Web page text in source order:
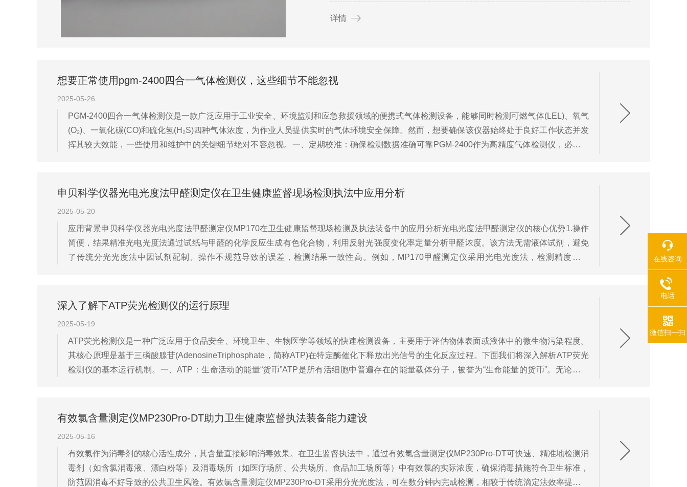
详情
想要正常使用pgm-2400四合一气体检测仪，这些细节不能忽视
2025-05-26
PGM-2400四合一气体检测仪是一款广泛应用于工业安全、环境监测和应急救援领域的便携式气体检测设备，能够同时检测可燃气体(LEL)、氧气
(O₂)、一氧化碳(CO)和硫化氢(H₂S)四种气体浓度，为作业人员提供实时的气体环境安全保障。然而，想要确保该仪器始终处于良好工作状态并发
挥其较大效能，一些使用和维护中的关键细节绝对不容忽视。一、定期校准：确保检测数据准确可靠PGM-2400作为高精度气体检测仪，必须定
申贝科学仪器光电光度法甲醛测定仪在卫生健康监督现场检测执法中应用分析
2025-05-20
应用背景申贝科学仪器光电光度法甲醛测定仪MP170在卫生健康监督现场检测及执法装备中的应用分析光电光度法甲醛测定仪的核心优势1.操作
简便，结果精准光电光度法通过试纸与甲醛的化学反应生成有色化合物，利用反射光强度变化率定量分析甲醛浓度。该方法无需液体试剂，避免
了传统分光光度法中因试剂配制、操作不规范导致的误差，检测结果一致性高。例如，MP170甲醛测定仪采用光电光度法，检测精度可达
深入了解下ATP荧光检测仪的运行原理
2025-05-19
ATP荧光检测仪是一种广泛应用于食品安全、环境卫生、生物医学等领域的快速检测设备，主要用于评估物体表面或液体中的微生物污染程度。
其核心原理是基于三磷酸腺苷(AdenosineTriphosphate，简称ATP)在特定酶催化下释放出光信号的生化反应过程。下面我们将深入解析ATP荧光
检测仪的基本运行机制。一、ATP：生命活动的能量“货币”ATP是所有活细胞中普遍存在的能量载体分子，被誉为“生命能量的货币”。无论是细
有效氯含量测定仪MP230Pro-DT助力卫生健康监督执法装备能力建设
2025-05-16
有效氯作为消毒剂的核心活性成分，其含量直接影响消毒效果。在卫生监督执法中，通过有效氯含量测定仪MP230Pro-DT可快速、精准地检测消
毒剂（如含氯消毒液、漂白粉等）及消毒场所（如医疗场所、公共场所、食品加工场所等）中有效氯的实际浓度，确保消毒措施符合卫生标准，
防范因消毒不好导致的公共卫生风险。有效氯含量测定仪MP230Pro-DT采用分光光度法，可在数分钟内完成检测，相较于传统滴定法效率提升数
在线咨询
电话
微信扫一扫